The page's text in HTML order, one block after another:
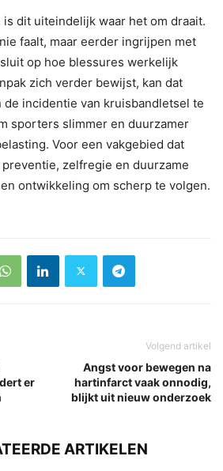
dit uiteindelijk waar het om draait.
faalt, maar eerder ingrijpen met
op hoe blessures werkelijk
zich verder bewijst, kan dat
de incidentie van kruisbandletsel te
sporters slimmer en duurzamer
Voor een vakgebied dat
zelfregie en duurzame
ontwikkeling om scherp te volgen.
er
Volgend artikel
Angst voor bewegen na
hartinfarct vaak onnodig,
blijkt uit nieuw onderzoek
ARTIKELEN